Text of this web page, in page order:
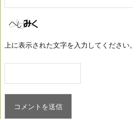
上に表示された文字を入力してください。